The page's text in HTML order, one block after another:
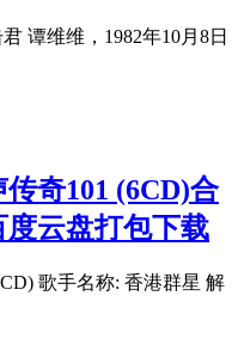
谭维维，1982年10月8日
奇101 (6CD)合
度云盘打包下载
歌手名称: 香港群星 解